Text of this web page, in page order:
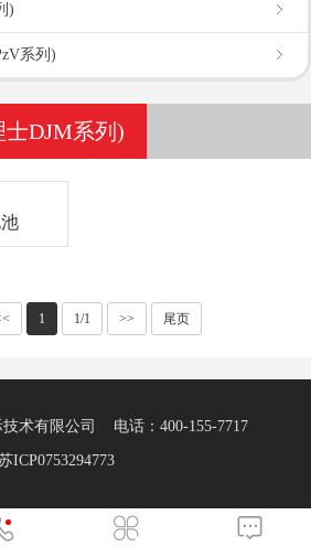
)
系列)
DJM系列)
1 1/1 >> 尾页
术有限公司 电话：400-155-7717
ICP0753294773